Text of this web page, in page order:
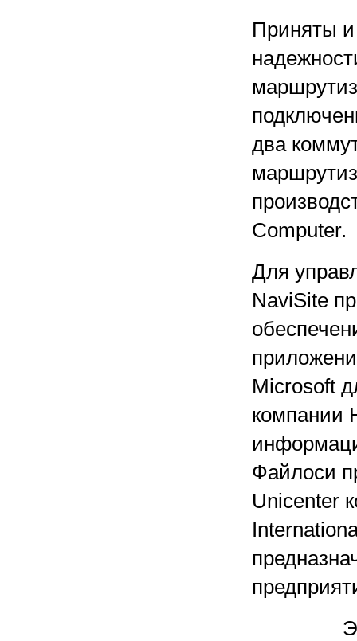
Приняты и
два
Computer.
Для
NaviSite
Microsoft
компании
Файлоси
Unicenter